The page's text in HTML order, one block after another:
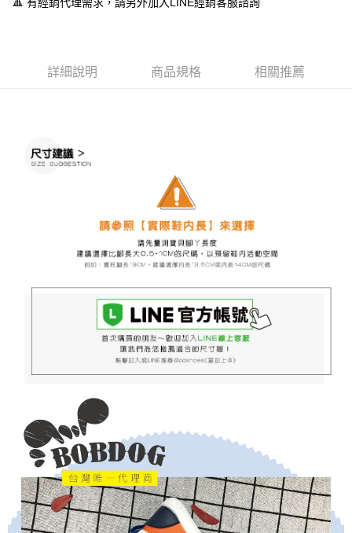
２．訂單成立數日內，您將收到繳費通知簡訊。
３．收到繳費通知簡訊後14天內，點擊此簡訊中的連結，可透過四大超商／
※ 交易是否成功請以「AFTEE先享後付 」之結帳頁面顯示為準，若有關於
是否繳費成功／繳費後需取消欲退款等相關疑問，請聯繫「AFTEE先享後付
https://netprotections.freshdesk.com/support/home
１．透過由恩沛科技股份有限公司提供之「AFTEE先享後付」服務完成之交
易，需依本服務之必要範圍內提供個人資料，並將交易相關給付款項請求債
權轉讓予恩沛科技股份有限公司。
２．關於個人資料處理事宜，請瀏覽以下網址：
３．未成年的使用者請事先徵得法定代理人或監護人之同意方可使用
「AFTEE先享後付」，若未經同意申辦者引起之損失，本公司不負相關責
４．使用「AFTEE先享後付」時，將依據個別帳號之用戶狀況，依本公司即
時審查核予不同之上限額度；若仍有額度不足之情形，本公司將視審查結果
請求用戶進行身份認證。
５．嚴禁一人註冊多個帳號或使用他人資訊註冊。若發現惡意使用之情形，
每筆NT$60，滿NT$888(含以上)免運費
付款後7-11取貨
每筆NT$100，滿NT$999(含以上)免運費
詳細說明 商品規格 相關推薦